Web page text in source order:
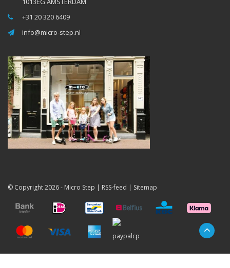
+31 20 320 6409
info@micro-step.nl
© Copyright 2026 - Micro Step | RSS-feed | Sitemap